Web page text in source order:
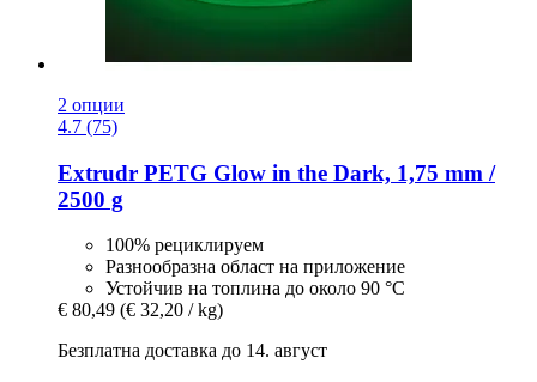
2 опции
4.7 (75)
Extrudr PETG Glow in the Dark, 1,75 mm /
2500 g
100% рециклируем
Разнообразна област на приложение
Устойчив на топлина до около 90 °C
€ 80,49 (€ 32,20 / kg)
Безплатна доставка до 14. август